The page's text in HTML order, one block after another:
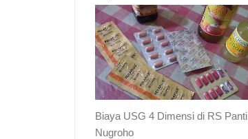
Biaya USG 4 Dimensi di RS Panti
Nugroho